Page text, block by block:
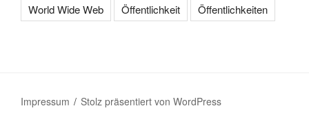
World Wide Web
Öffentlichkeit Öffentlichkeiten
Impressum Stolz präsentiert von WordPress